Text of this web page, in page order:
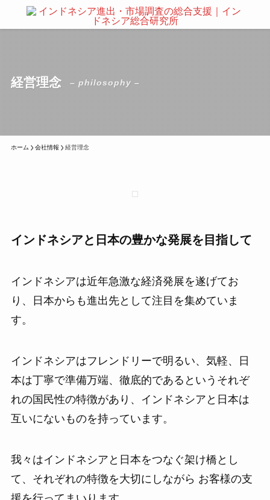
経営理念 – philosophy –
ホーム 会社情報 経営理念
インドネシアと日本の豊かな発展を目指して
インドネシアは近年急激な経済発展を遂げてお
り、日本からも進出先として注目を集めていま
す。
インドネシアはフレンドリーで明るい、気軽、日
本は丁寧で準備万端、徹底的であるというそれぞ
れの国民性の特徴があり、インドネシアと日本は
互いにないものを持っています。
我々はインドネシアと日本をつなぐ架け橋とし
て、それぞれの特徴を大切にしながら お客様の支